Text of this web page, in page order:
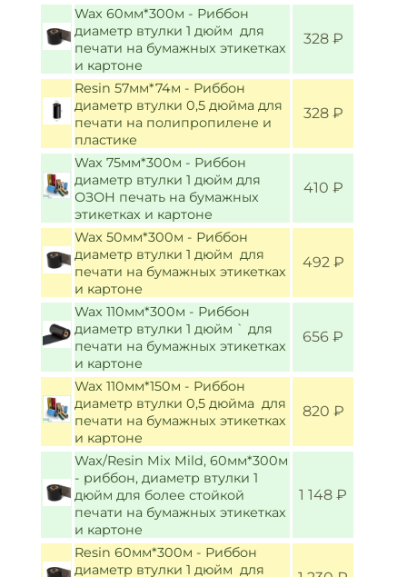
Wax 60мм*300м - Риббон
диаметр втулки 1 дюйм для
печати на бумажных этикетках
и картоне
328 ₽
Resin 57мм*74м - Риббон
диаметр втулки 0,5 дюйма для
печати на полипропилене и
пластике
328 ₽
Wax 75мм*300м - Риббон
диаметр втулки 1 дюйм для
ОЗОН печать на бумажных
этикетках и картоне
410 ₽
Wax 50мм*300м - Риббон
диаметр втулки 1 дюйм для
печати на бумажных этикетках
и картоне
492 ₽
Wax 110мм*300м - Риббон
диаметр втулки 1 дюйм ` для
печати на бумажных этикетках
и картоне
656 ₽
Wax 110мм*150м - Риббон
диаметр втулки 0,5 дюйма для
печати на бумажных этикетках
и картоне
820 ₽
Wax/Resin Mix Mild, 60мм*300м
- риббон, диаметр втулки 1
дюйм для более стойкой
печати на бумажных этикетках
и картоне
1 148 ₽
Resin 60мм*300м - Риббон
диаметр втулки 1 дюйм для